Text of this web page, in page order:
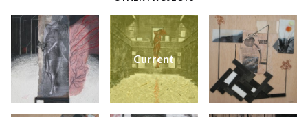
Current